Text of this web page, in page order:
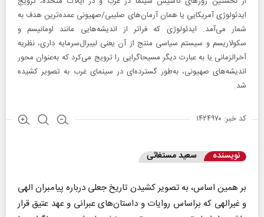
ایدئولوژی آمریکایی یا همان آرمان‌های صلیبی/صهیونی عمده‌ترین هدف به
شمار می‌آمد. ایدئولوژی که فراتر از اندیشه‌هایی مانند اومانیسم و
سکولاریسم و سیستم سیاسی منتج از آن یعنی لیبرال‌سرمایه داری، نظریه
آخرالزمانی یا به عبارت دیگر مسیحاگرایی را ترویج می‌کرد که به‌عنوان محور
اندیشه‌های صهیونی، به‌طور گسترده‌ای در سینمای غرب به تصویر کشیده
شد.
کد خبر: ۱۴۲۴۹۷۰
نویسنده سعید مستغاثی
بر همین اساس، به تصویر کشیدن تاریخ جعلی درباره پیامبران الهی
و غیرالهی که براساس روایات و داستان‌های عبرانی و عهد عتیق قرار